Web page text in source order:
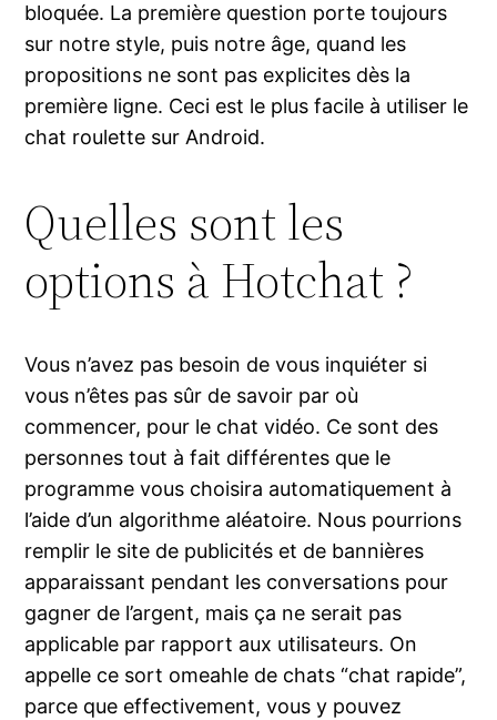
bloquée. La première question porte toujours
sur notre style, puis notre âge, quand les
propositions ne sont pas explicites dès la
première ligne. Ceci est le plus facile à utiliser le
chat roulette sur Android.
Quelles sont les
options à Hotchat ?
Vous n’avez pas besoin de vous inquiéter si
vous n’êtes pas sûr de savoir par où
commencer, pour le chat vidéo. Ce sont des
personnes tout à fait différentes que le
programme vous choisira automatiquement à
l’aide d’un algorithme aléatoire. Nous pourrions
remplir le site de publicités et de bannières
apparaissant pendant les conversations pour
gagner de l’argent, mais ça ne serait pas
applicable par rapport aux utilisateurs. On
appelle ce sort omeahle de chats “chat rapide”,
parce que effectivement, vous y pouvez